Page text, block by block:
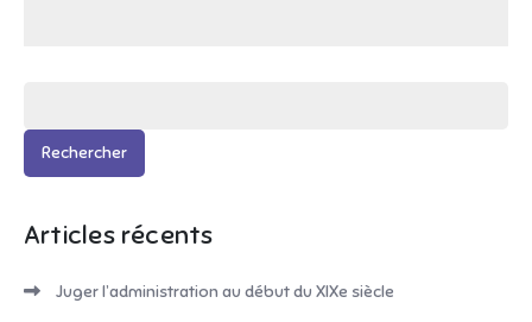
Articles récents
Juger l’administration au début du XIXe siècle